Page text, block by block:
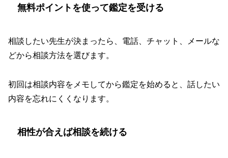
無料ポイントを使って鑑定を受ける
相談したい先生が決まったら、電話、チャット、メールな
どから相談方法を選びます。
初回は相談内容をメモしてから鑑定を始めると、話したい
内容を忘れにくくなります。
相性が合えば相談を続ける